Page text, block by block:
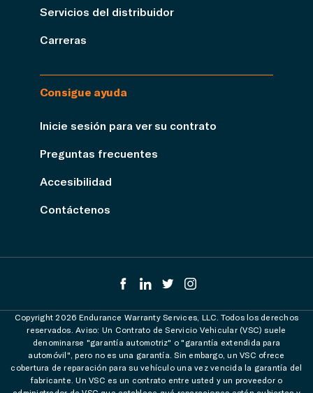
Servicios del distribuidor
Carreras
Consigue ayuda
Inicie sesión para ver su contrato
Preguntas frecuentes
Accesibilidad
Contáctenos
Copyright 2026 Endurance Warranty Services, LLC. Todos los derechos
reservados. Aviso: Un Contrato de Servicio Vehicular (VSC) suele
denominarse "garantía automotriz" o "garantía extendida para
automóvil", pero no es una garantía. Sin embargo, un VSC ofrece
cobertura de reparación para su vehículo una vez vencida la garantía del
fabricante. Un VSC es un contrato entre usted y un proveedor o